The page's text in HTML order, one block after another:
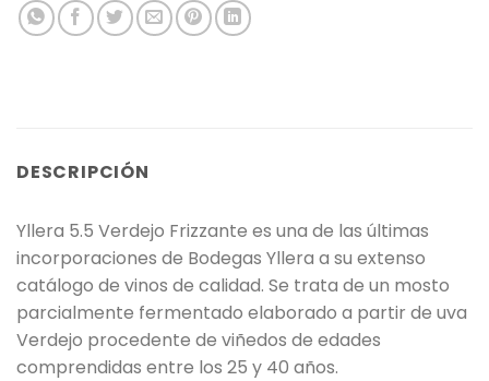
DESCRIPCIÓN
Yllera 5.5 Verdejo Frizzante es una de las últimas
incorporaciones de Bodegas Yllera a su extenso
catálogo de vinos de calidad. Se trata de un mosto
parcialmente fermentado elaborado a partir de uva
Verdejo procedente de viñedos de edades
comprendidas entre los 25 y 40 años.